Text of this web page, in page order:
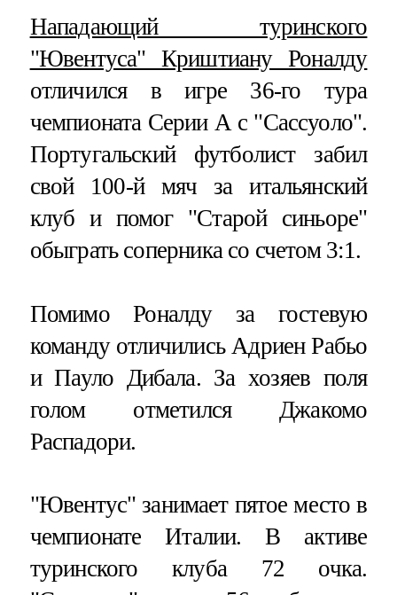
Нападающий туринского
"Ювентуса" Криштиану Роналду
отличился в игре 36-го тура
чемпионата Серии А с "Сассуоло".
Португальский футболист забил
свой 100-й мяч за итальянский
клуб и помог "Старой синьоре"
обыграть соперника со счетом 3:1.
Помимо Роналду за гостевую
команду отличились Адриен Рабьо
и Пауло Дибала. За хозяев поля
голом отметился Джакомо
Распадори.
"Ювентус" занимает пятое место в
чемпионате Италии. В активе
туринского клуба 72 очка.